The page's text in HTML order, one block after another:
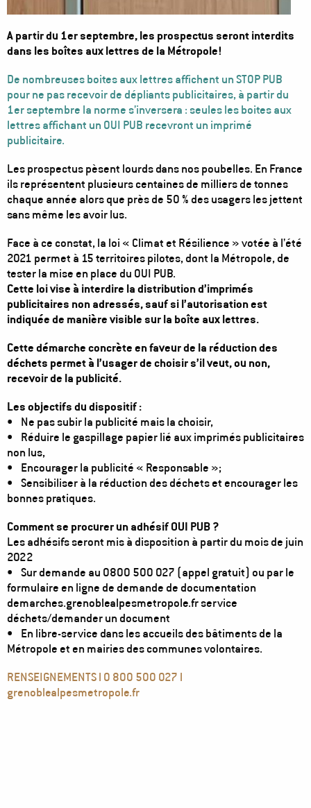
A partir du 1er septembre, les prospectus seront interdits
dans les boîtes aux lettres de la Métropole!
De nombreuses boites aux lettres affichent un STOP PUB
pour ne pas recevoir de dépliants publicitaires, à partir du
1er septembre la norme s’inversera : seules les boites aux
lettres affichant un OUI PUB recevront un imprimé
publicitaire.
Les prospectus pèsent lourds dans nos poubelles. En France
ils représentent plusieurs centaines de milliers de tonnes
chaque année alors que près de 50 % des usagers les jettent
sans même les avoir lus.
Face à ce constat, la loi « Climat et Résilience » votée à l’été
2021 permet à 15 territoires pilotes, dont la Métropole, de
tester la mise en place du OUI PUB.
Cette loi vise à interdire la distribution d’imprimés
publicitaires non adressés, sauf si l’autorisation est
indiquée de manière visible sur la boîte aux lettres.
Cette démarche concrète en faveur de la réduction des
déchets permet à l’usager de choisir s’il veut, ou non,
recevoir de la publicité.
Les objectifs du dispositif :
• Ne pas subir la publicité mais la choisir,
• Réduire le gaspillage papier lié aux imprimés publicitaires
non lus,
• Encourager la publicité « Responsable »;
• Sensibiliser à la réduction des déchets et encourager les
bonnes pratiques.
Comment se procurer un adhésif OUI PUB ?
Les adhésifs seront mis à disposition à partir du mois de juin
2022
• Sur demande au 0800 500 027 (appel gratuit) ou par le
formulaire en ligne de demande de documentation
demarches.grenoblealpesmetropole.fr service
déchets/demander un document
• En libre-service dans les accueils des bâtiments de la
Métropole et en mairies des communes volontaires.
RENSEIGNEMENTS l 0 800 500 027 l
grenoblealpesmetropole.fr